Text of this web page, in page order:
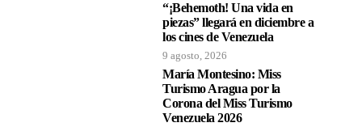
“¡Behemoth! Una vida en
piezas” llegará en diciembre a
los cines de Venezuela
9 agosto, 2026
María Montesino: Miss
Turismo Aragua por la
Corona del Miss Turismo
Venezuela 2026